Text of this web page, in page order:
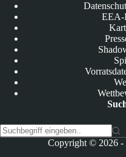
EEA-
Copyright © 2026 -